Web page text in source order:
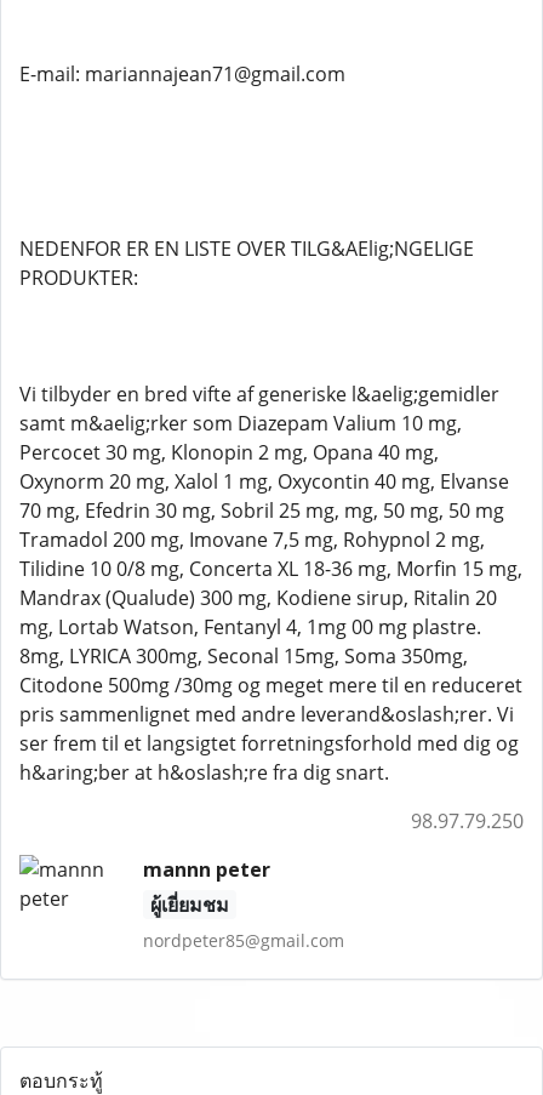
E-mail: mariannajean71@gmail.com
NEDENFOR ER EN LISTE OVER TILG&AElig;NGELIGE
PRODUKTER:
Vi tilbyder en bred vifte af generiske l&aelig;gemidler
samt m&aelig;rker som Diazepam Valium 10 mg,
Percocet 30 mg, Klonopin 2 mg, Opana 40 mg,
Oxynorm 20 mg, Xalol 1 mg, Oxycontin 40 mg, Elvanse
70 mg, Efedrin 30 mg, Sobril 25 mg, mg, 50 mg, 50 mg
Tramadol 200 mg, Imovane 7,5 mg, Rohypnol 2 mg,
Tilidine 10 0/8 mg, Concerta XL 18-36 mg, Morfin 15 mg,
Mandrax (Qualude) 300 mg, Kodiene sirup, Ritalin 20
mg, Lortab Watson, Fentanyl 4, 1mg 00 mg plastre.
8mg, LYRICA 300mg, Seconal 15mg, Soma 350mg,
Citodone 500mg /30mg og meget mere til en reduceret
pris sammenlignet med andre leverand&oslash;rer. Vi
ser frem til et langsigtet forretningsforhold med dig og
h&aring;ber at h&oslash;re fra dig snart.
98.97.79.250
mannn peter
ผู้เยี่ยมชม
nordpeter85@gmail.com
ตอบกระทู้